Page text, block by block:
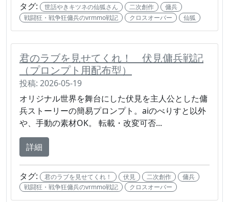
タグ: 世話やきキツネの仙狐さん 二次創作
傭兵
戦闘狂・戦争狂傭兵のvrmmo戦記
クロスオーバー 仙狐
君のラブを見せてくれ！ 伏見傭兵戦記
（プロンプト用配布型）
投稿: 2026-05-19
オリジナル世界を舞台にした伏見を主人公とした傭
兵ストーリーの簡易プロンプト。aiのべりすと以外
や、手動の素材OK。 転載・改変可否...
詳細
タグ: 君のラブを見せてくれ！ 伏見 二次創作
傭兵
戦闘狂・戦争狂傭兵のvrmmo戦記
クロスオーバー